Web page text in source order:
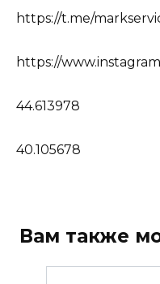
https://t.me/
https://
44.613978
40.105678
Вам также